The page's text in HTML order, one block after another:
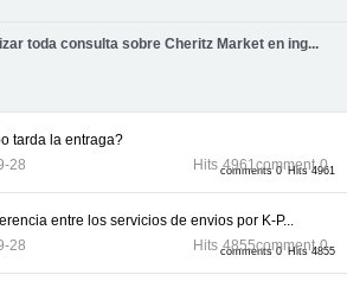
toda consulta sobre Cheritz Market en ing...
comments 0 Hits 4961
tarda la entraga?
28 Hits 4961comment 0
comments 0 Hits 4855
entre los servicios de envios por K-P...
28 Hits 4855comment 0